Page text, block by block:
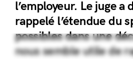
l’employeur. Le juge a
rappelé l’étendue du
possibles dans une
nous semble utile de